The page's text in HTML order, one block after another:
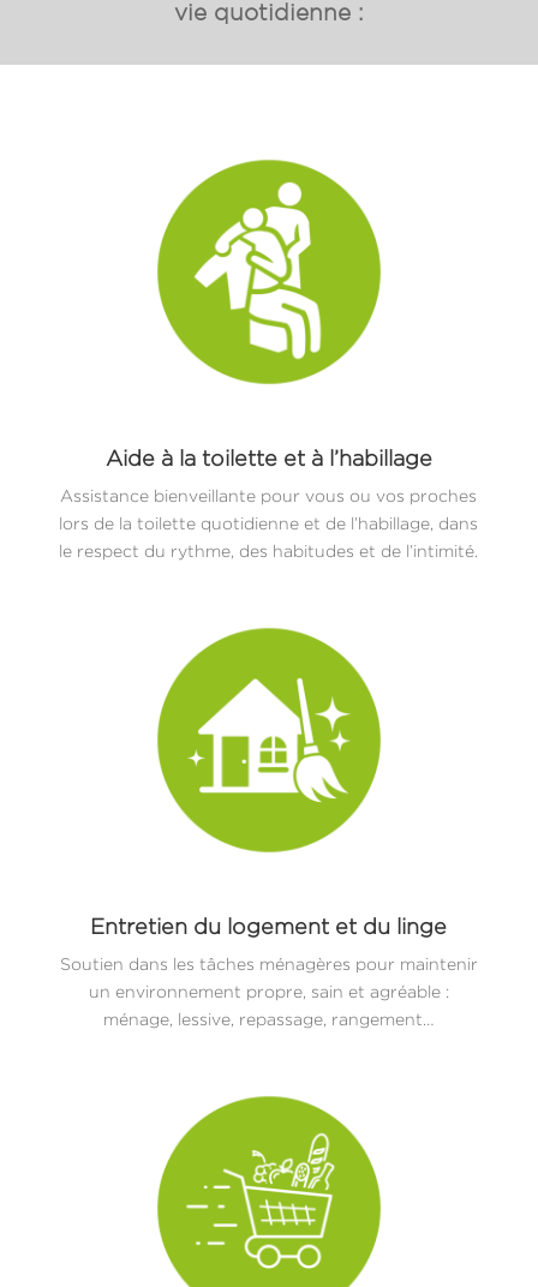
vie quotidienne :
Aide à la toilette et à l’habillage
Assistance bienveillante pour vous ou vos proches
lors de la toilette quotidienne et de l’habillage, dans
le respect du rythme, des habitudes et de l’intimité.
Entretien du logement et du linge
Soutien dans les tâches ménagères pour maintenir
un environnement propre, sain et agréable :
ménage, lessive, repassage, rangement…